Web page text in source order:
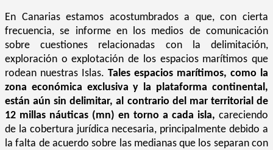
En Canarias estamos acostumbrados a que, con cierta
frecuencia, se informe en los medios de comunicación
sobre cuestiones relacionadas con la delimitación,
exploración o explotación de los espacios marítimos que
rodean nuestras Islas. Tales espacios marítimos, como la
zona económica exclusiva y la plataforma continental,
están aún sin delimitar, al contrario del mar territorial de
12 millas náuticas (mn) en torno a cada isla, careciendo
de la cobertura jurídica necesaria, principalmente debido a
la falta de acuerdo sobre las medianas que los separan con